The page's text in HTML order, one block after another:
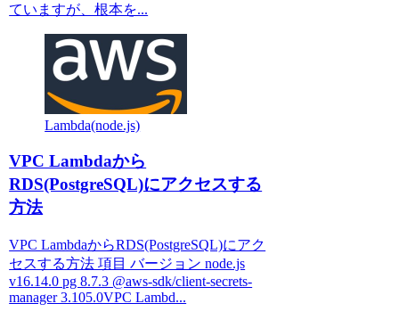
ていますが、根本を...
Lambda(node.js)
VPC Lambdaから
RDS(PostgreSQL)にアクセスする
方法
VPC LambdaからRDS(PostgreSQL)にアク
セスする方法 項目 バージョン node.js
v16.14.0 pg 8.7.3 @aws-sdk/client-secrets-
manager 3.105.0VPC Lambd...